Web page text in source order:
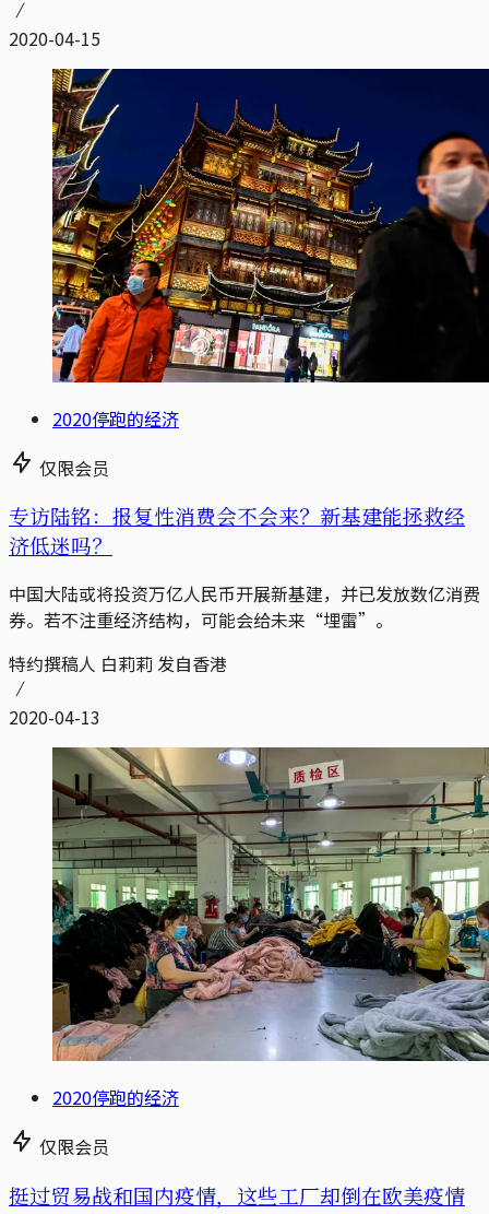
2020-04-15
2020停跑的经济
仅限会员
专访陆铭：报复性消费会不会来？新基建能拯救经
济低迷吗？
中国大陆或将投资万亿人民币开展新基建，并已发放数亿消费
券。若不注重经济结构，可能会给未来“埋雷”。
特约撰稿人 白莉莉 发自香港
2020-04-13
2020停跑的经济
仅限会员
挺过贸易战和国内疫情，这些工厂却倒在欧美疫情